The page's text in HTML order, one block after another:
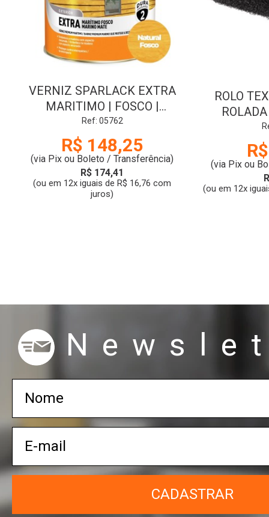
VERNIZ SPARLACK EXTRA
MARITIMO | FOSCO |
NATURAL | 3.6L | CORAL
Ref: 05762
R$ 148,25
(via Pix ou Boleto / Transferência)
R$ 174,41
(ou em 12x iguais de R$ 16,76 com
juros)
ROLO
(via Pix ou
(ou em 12x
CADASTRAR